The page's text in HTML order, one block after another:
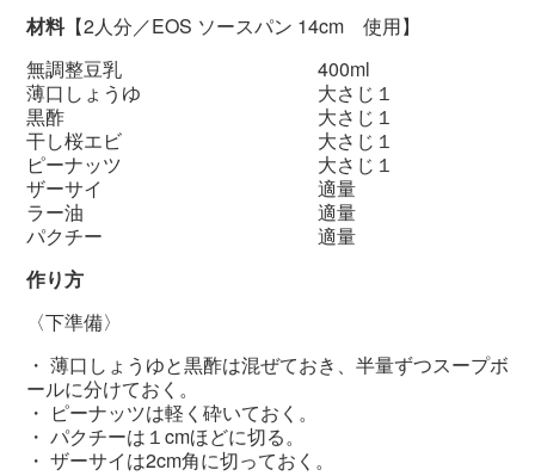
材料【2人分／EOS ソースパン 14cm 使用】
無調整豆乳 400ml
薄口しょうゆ 大さじ１
黒酢 大さじ１
干し桜エビ 大さじ１
ピーナッツ 大さじ１
ザーサイ 適量
ラー油 適量
パクチー 適量
作り方
〈下準備〉
・ 薄口しょうゆと黒酢は混ぜておき、半量ずつスープボ
ールに分けておく。
・ ピーナッツは軽く砕いておく。
・ パクチーは１cmほどに切る。
・ ザーサイは2cm角に切っておく。